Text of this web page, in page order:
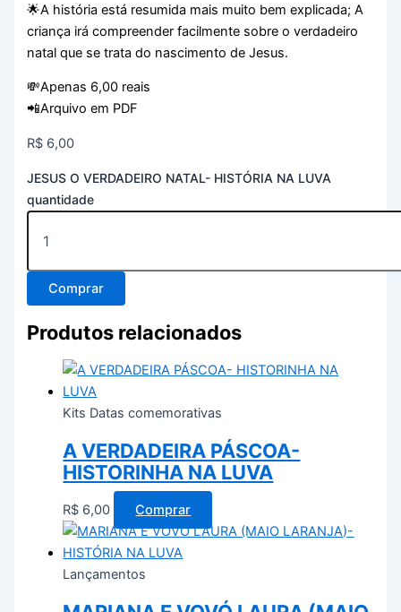
🌟A história está resumida mais muito bem explicada; A
criança irá compreender facilmente sobre o verdadeiro
natal que se trata do nascimento de Jesus.
💸Apenas 6,00 reais
📲Arquivo em PDF
R$ 6,00
JESUS O VERDADEIRO NATAL- HISTÓRIA NA LUVA
quantidade
Comprar
Produtos relacionados
Kits Datas comemorativas
A VERDADEIRA PÁSCOA-
HISTORINHA NA LUVA
R$ 6,00 Comprar
Lançamentos